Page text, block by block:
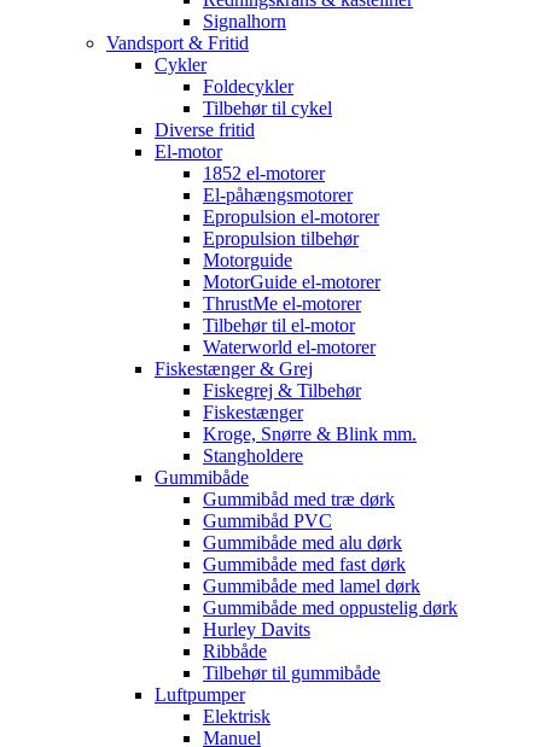
Signalhorn
Vandsport & Fritid
Cykler
Foldecykler
Tilbehør til cykel
Diverse fritid
El-motor
1852 el-motorer
El-påhængsmotorer
Epropulsion el-motorer
Epropulsion tilbehør
Motorguide
MotorGuide el-motorer
ThrustMe el-motorer
Tilbehør til el-motor
Waterworld el-motorer
Fiskestænger & Grej
Fiskegrej & Tilbehør
Fiskestænger
Kroge, Snørre & Blink mm.
Stangholdere
Gummibåde
Gummibåd med træ dørk
Gummibåd PVC
Gummibåde med alu dørk
Gummibåde med fast dørk
Gummibåde med lamel dørk
Gummibåde med oppustelig dørk
Hurley Davits
Ribbåde
Tilbehør til gummibåde
Luftpumper
Elektrisk
Manuel